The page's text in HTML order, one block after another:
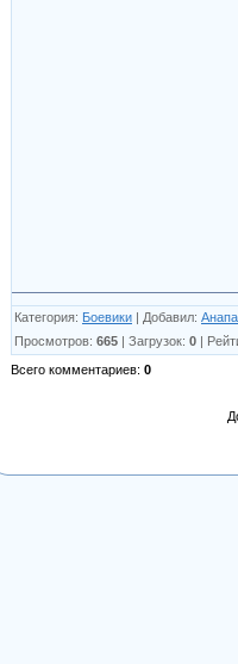
Категория: Боевики | Добавил: Анапа
Просмотров: 665 | Загрузок: 0 |
Всего комментариев: 0